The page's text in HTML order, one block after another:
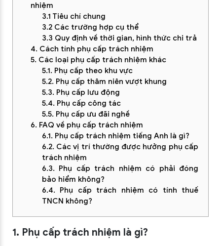
nhiệm
3.1 Tiêu chí chung
3.2 Các trường hợp cụ thể
3.3 Quy định về thời gian, hình thức chi trả
4. Cách tính phụ cấp trách nhiệm
5. Các loại phụ cấp trách nhiệm khác
5.1. Phụ cấp theo khu vực
5.2. Phụ cấp thâm niên vượt khung
5.3. Phụ cấp lưu động
5.4. Phụ cấp công tác
5.5. Phụ cấp ưu đãi nghề
6. FAQ về phụ cấp trách nhiệm
6.1. Phụ cấp trách nhiệm tiếng Anh là gì?
6.2. Các vị trí thường được hưởng phụ cấp
trách nhiệm
6.3. Phụ cấp trách nhiệm có phải đóng
bảo hiểm không?
6.4. Phụ cấp trách nhiệm có tính thuế
TNCN không?
1. Phụ cấp trách nhiệm là gì?